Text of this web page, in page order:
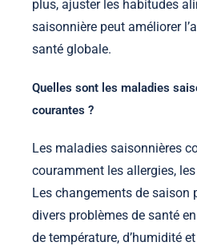
plus, ajuster les habitudes
saisonnière peut améliorer
santé globale.
Quelles sont les maladies
courantes ?
Les maladies saisonnières
couramment les allergies,
Les changements de saison
divers problèmes de santé
de température, d’humidité